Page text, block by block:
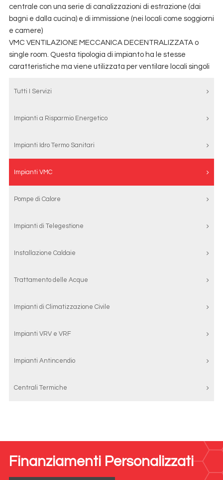
centrale con una serie di canalizzazioni di estrazione (dai
bagni e dalla cucina) e di immissione (nei locali come soggiorni
e camere)
VMC VENTILAZIONE MECCANICA DECENTRALIZZATA o
single room. Questa tipologia di impianto ha le stesse
caratteristiche ma viene utilizzata per ventilare locali singoli
Tutti I Servizi
Impianti a Risparmio Energetico
Impianti Idro Termo Sanitari
Impianti VMC
Pompe di Calore
Impianti di Telegestione
Installazione Caldaie
Trattamento delle Acque
Impianti di Climatizzazione Civile
Impianti VRV e VRF
Impianti Antincendio
Centrali Termiche
Finanziamenti Personalizzati